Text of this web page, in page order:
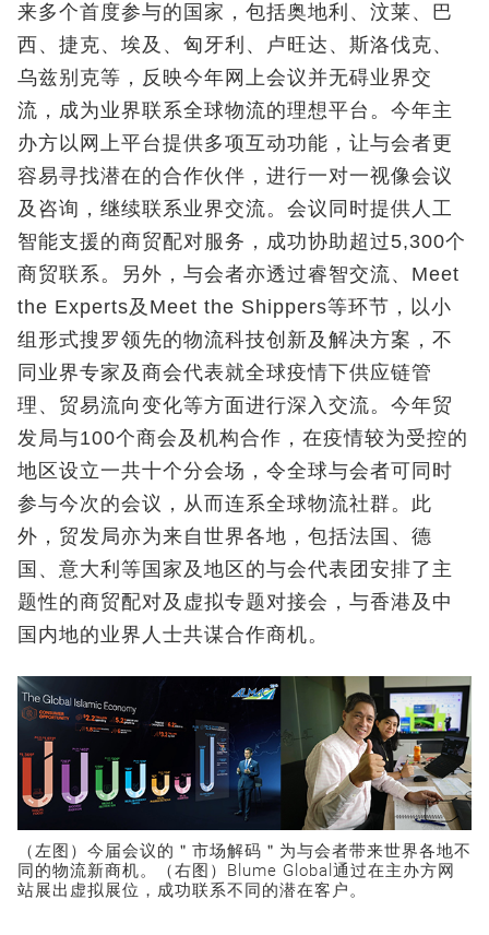
来多个首度参与的国家，包括奥地利、汶莱、巴
西、捷克、埃及、匈牙利、卢旺达、斯洛伐克、
乌兹别克等，反映今年网上会议并无碍业界交
流，成为业界联系全球物流的理想平台。今年主
办方以网上平台提供多项互动功能，让与会者更
容易寻找潜在的合作伙伴，进行一对一视像会议
及咨询，继续联系业界交流。会议同时提供人工
智能支援的商贸配对服务，成功协助超过5,300个
商贸联系。另外，与会者亦透过睿智交流、Meet
the Experts及Meet the Shippers等环节，以小
组形式搜罗领先的物流科技创新及解决方案，不
同业界专家及商会代表就全球疫情下供应链管
理、贸易流向变化等方面进行深入交流。今年贸
发局与100个商会及机构合作，在疫情较为受控的
地区设立一共十个分会场，令全球与会者可同时
参与今次的会议，从而连系全球物流社群。此
外，贸发局亦为来自世界各地，包括法国、德
国、意大利等国家及地区的与会代表团安排了主
题性的商贸配对及虚拟专题对接会，与香港及中
国内地的业界人士共谋合作商机。
（左图）今届会议的＂市场解码＂为与会者带来世界各地不
同的物流新商机。（右图）Blume Global通过在主办方网
站展出虚拟展位，成功联系不同的潜在客户。